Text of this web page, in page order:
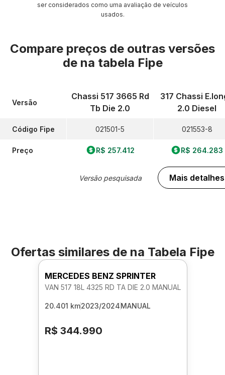
ser considerados como uma avaliação de veículos
usados.
Compare preços de outras versões
de na tabela Fipe
Versão
Código Fipe
Preço
Chassi 517 3665 Rd
Tb Die 2.0
021501-5
R$ 257.412
Versão pesquisada
317 Chassi
2.0 Diesel
021553-8
R$ 264.283
Mais detalhes
Ofertas similares de na Tabela Fipe
MERCEDES BENZ SPRINTER
VAN 517 18L 4325 RD TA DIE 2.0 MANUAL
20.401 km2023/2024MANUAL
R$ 344.990